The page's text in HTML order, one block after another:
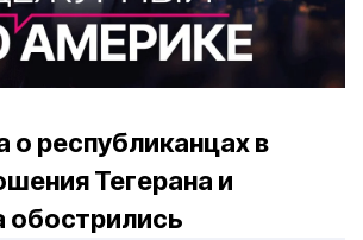
о республиканцах в
Тегерана и
обострились